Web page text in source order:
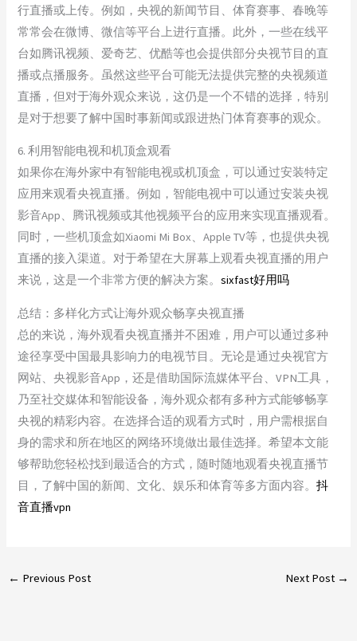
行直播或上传。例如，央视的新闻节目、体育赛事、春晚等
常常会在微博、微信等平台上进行直播。此外，一些在线平
台如腾讯视频、爱奇艺、优酷等也会提供部分央视节目的直
播或点播服务。虽然这些平台可能无法提供完整的央视频道
直播，但对于海外观众来说，这仍是一个不错的选择，特别
是对于想要了解中国时事新闻或跟进热门体育赛事的观众。
6. 利用智能电视和机顶盒观看
如果你在海外家中有智能电视或机顶盒，可以通过安装特定
应用来观看央视直播。例如，智能电视中可以通过安装央视
影音App、腾讯视频或其他视频平台的应用来实现直播观看。
同时，一些机顶盒如Xiaomi Mi Box、Apple TV等，也提供央视
直播的接入渠道。对于希望在大屏幕上观看央视直播的用户
来说，这是一个非常方便的解决方案。sixfast好用吗
总结：多样化方式让海外观众畅享央视直播
总的来说，海外观看央视直播并不困难，用户可以通过多种
途径享受中国最具影响力的电视节目。无论是通过央视官方
网站、央视影音App，还是借助国际流媒体平台、VPN工具，
乃至社交媒体和智能设备，海外观众都有多种方式能够畅享
央视的精彩内容。在选择合适的观看方式时，用户需根据自
身的需求和所在地区的网络环境做出最佳选择。希望本文能
够帮助您轻松找到最适合的方式，随时随地观看央视直播节
目，了解中国的新闻、文化、娱乐和体育等多方面内容。抖
音直播vpn
← Previous Post Next Post →